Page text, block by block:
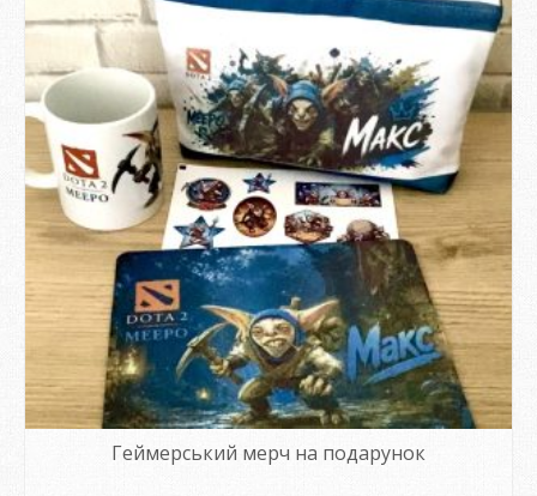
Геймерський мерч на подарунок